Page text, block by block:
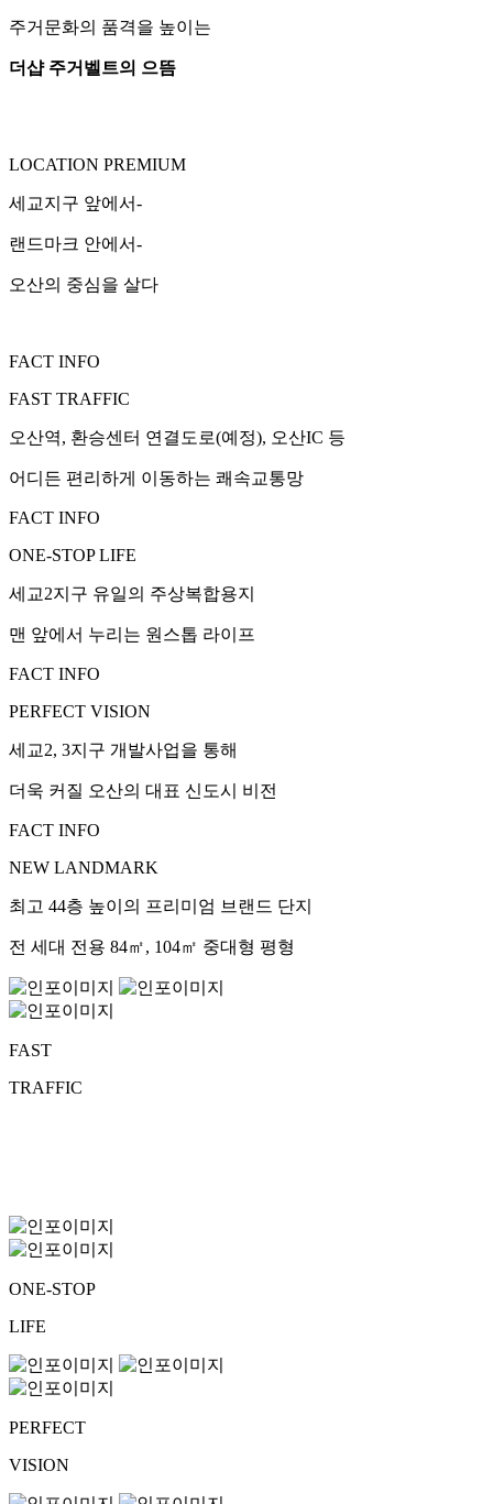
주거문화의 품격을 높이는
더샵 주거벨트의 으뜸
LOCATION PREMIUM
세교지구 앞에서-
랜드마크 안에서-
오산의 중심을 살다
FACT INFO
FAST TRAFFIC
오산역, 환승센터 연결도로(예정), 오산IC 등
어디든 편리하게 이동하는 쾌속교통망
FACT INFO
ONE-STOP LIFE
세교2지구 유일의 주상복합용지
맨 앞에서 누리는 원스톱 라이프
FACT INFO
PERFECT VISION
세교2, 3지구 개발사업을 통해
더욱 커질 오산의 대표 신도시 비전
FACT INFO
NEW LANDMARK
최고 44층 높이의 프리미엄 브랜드 단지
전 세대 전용 84㎡, 104㎡ 중대형 평형
FAST
TRAFFIC
ONE-STOP
LIFE
PERFECT
VISION